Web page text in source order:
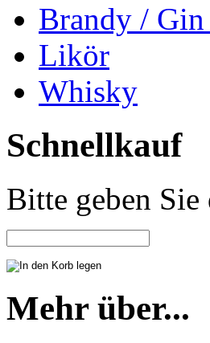
Brandy /
Likör
Whisky
Schnellkauf
Bitte geben
Mehr über...